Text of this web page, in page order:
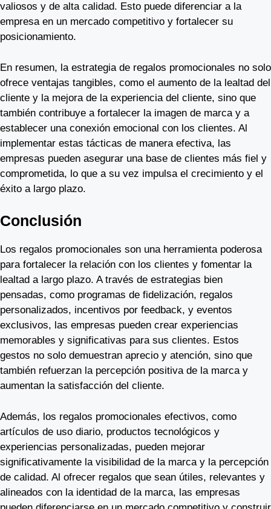
valiosos y de alta calidad. Esto puede diferenciar a la
empresa en un mercado competitivo y fortalecer su
posicionamiento.
En resumen, la estrategia de regalos promocionales no solo
ofrece ventajas tangibles, como el aumento de la lealtad del
cliente y la mejora de la experiencia del cliente, sino que
también contribuye a fortalecer la imagen de marca y a
establecer una conexión emocional con los clientes. Al
implementar estas tácticas de manera efectiva, las
empresas pueden asegurar una base de clientes más fiel y
comprometida, lo que a su vez impulsa el crecimiento y el
éxito a largo plazo.
Conclusión
Los regalos promocionales son una herramienta poderosa
para fortalecer la relación con los clientes y fomentar la
lealtad a largo plazo. A través de estrategias bien
pensadas, como programas de fidelización, regalos
personalizados, incentivos por feedback, y eventos
exclusivos, las empresas pueden crear experiencias
memorables y significativas para sus clientes. Estos
gestos no solo demuestran aprecio y atención, sino que
también refuerzan la percepción positiva de la marca y
aumentan la satisfacción del cliente.
Además, los regalos promocionales efectivos, como
artículos de uso diario, productos tecnológicos y
experiencias personalizadas, pueden mejorar
significativamente la visibilidad de la marca y la percepción
de calidad. Al ofrecer regalos que sean útiles, relevantes y
alineados con la identidad de la marca, las empresas